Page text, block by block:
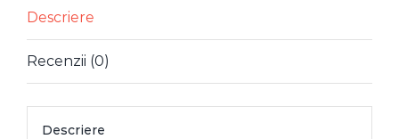
Descriere
Recenzii (0)
Descriere